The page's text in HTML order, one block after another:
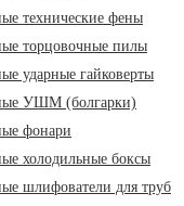
технические фены
торцовочные пилы
ударные гайковерты
УШМ (болгарки)
фонари
холодильные боксы
шлифователи для труб